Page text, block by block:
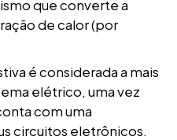
que converte a
de calor (por
é considerada a mais
elétrico, uma vez
com uma
circuitos eletrônicos.